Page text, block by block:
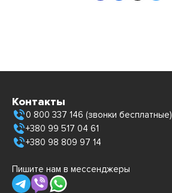
Контакты
0 800 337 146 (звонки бесплатные)
+380 99 517 04 61
+380 98 809 97 14
Пишите нам в мессенджеры